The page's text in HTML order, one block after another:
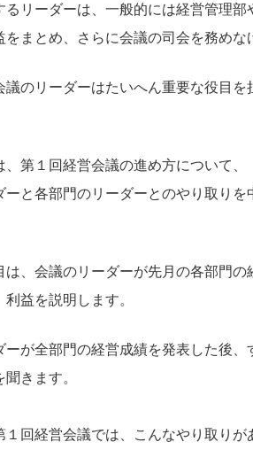
るリーダーは、一般的には経営管理部
をまとめ、さらに会議の司会を務めな
議のリーダーはたいへん重要な役目を
、第１回経営会議の進め方について、
ーと各部門のリーダーとのやり取りを
は、会議のリーダーが先月の各部門
益を説明します。
ーが全部門の経営成績を発表した後、
きます。
１回経営会議では、こんなやり取りが